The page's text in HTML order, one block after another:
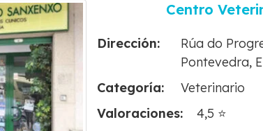
Centro
Dirección:
Rúa do
Pontevedra,
Categoría:
Veterinario
Valoraciones:
4,5 ⭐